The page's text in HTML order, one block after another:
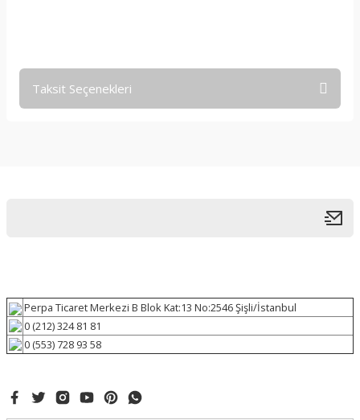
Taksit Seçenekleri
Perpa Ticaret Merkezi B Blok Kat:13 No:2546 Şişli/İstanbul
0 (212) 324 81 81
0 (553) 728 93 58